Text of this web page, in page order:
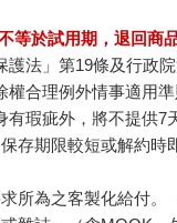
等於試用期，退回商
護法」第19條及行政
權合理例外情事適用
有瑕疵外，將不提供7
存期限較短或解約時
所為之客製化給付。